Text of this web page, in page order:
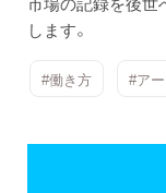
します。
#働き方 #ア